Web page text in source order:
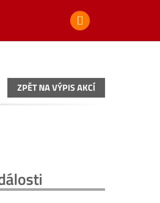
ZPĚT NA VÝPIS AKCÍ
ZPĚT NA VÝPIS AKCÍ